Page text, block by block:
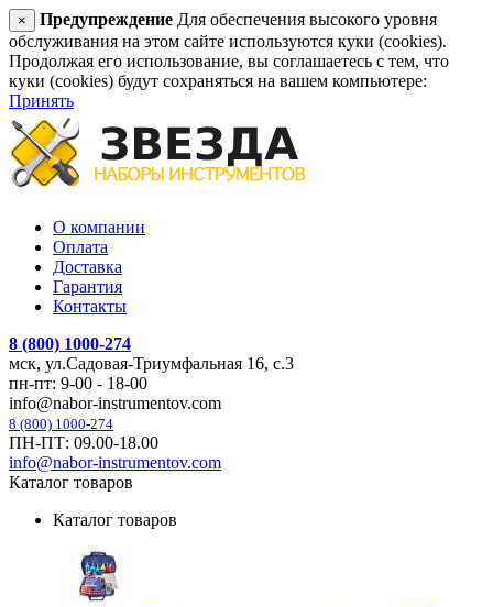
× Предупреждение Для обеспечения высокого уровня
обслуживания на этом сайте используются куки (cookies).
Продолжая его использование, вы соглашаетесь с тем, что
куки (cookies) будут сохраняться на вашем компьютере:
Принять
О компании
Оплата
Доставка
Гарантия
Контакты
8 (800) 1000-274
мск, ул.Садовая-Триумфальная 16, с.3
пн-пт: 9-00 - 18-00
info@nabor-instrumentov.com
8 (800) 1000-274
ПН-ПТ: 09.00-18.00
info@nabor-instrumentov.com
Каталог товаров
Каталог товаров